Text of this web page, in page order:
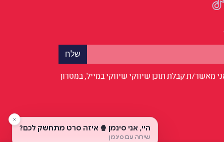
מאשר/ת קבלת תוכן שיווקי שיווקי במייל, במסרון